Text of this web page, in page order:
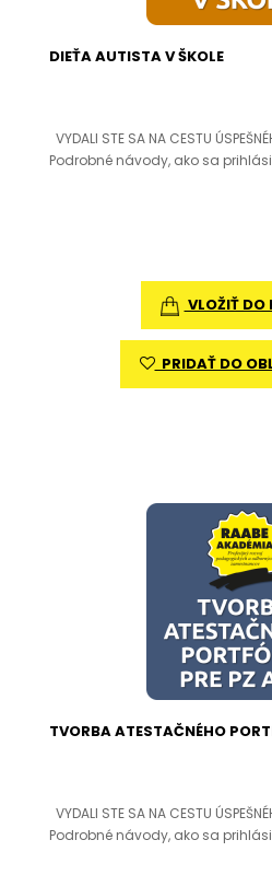
DIEŤA AUTISTA V ŠKOLE
VYDALI STE SA NA CESTU
Podrobné návody, ako sa
VLOŽIŤ DO
PRIDAŤ DO
TVORBA ATESTAČNÉHO
VYDALI STE SA NA CESTU
Podrobné návody, ako sa